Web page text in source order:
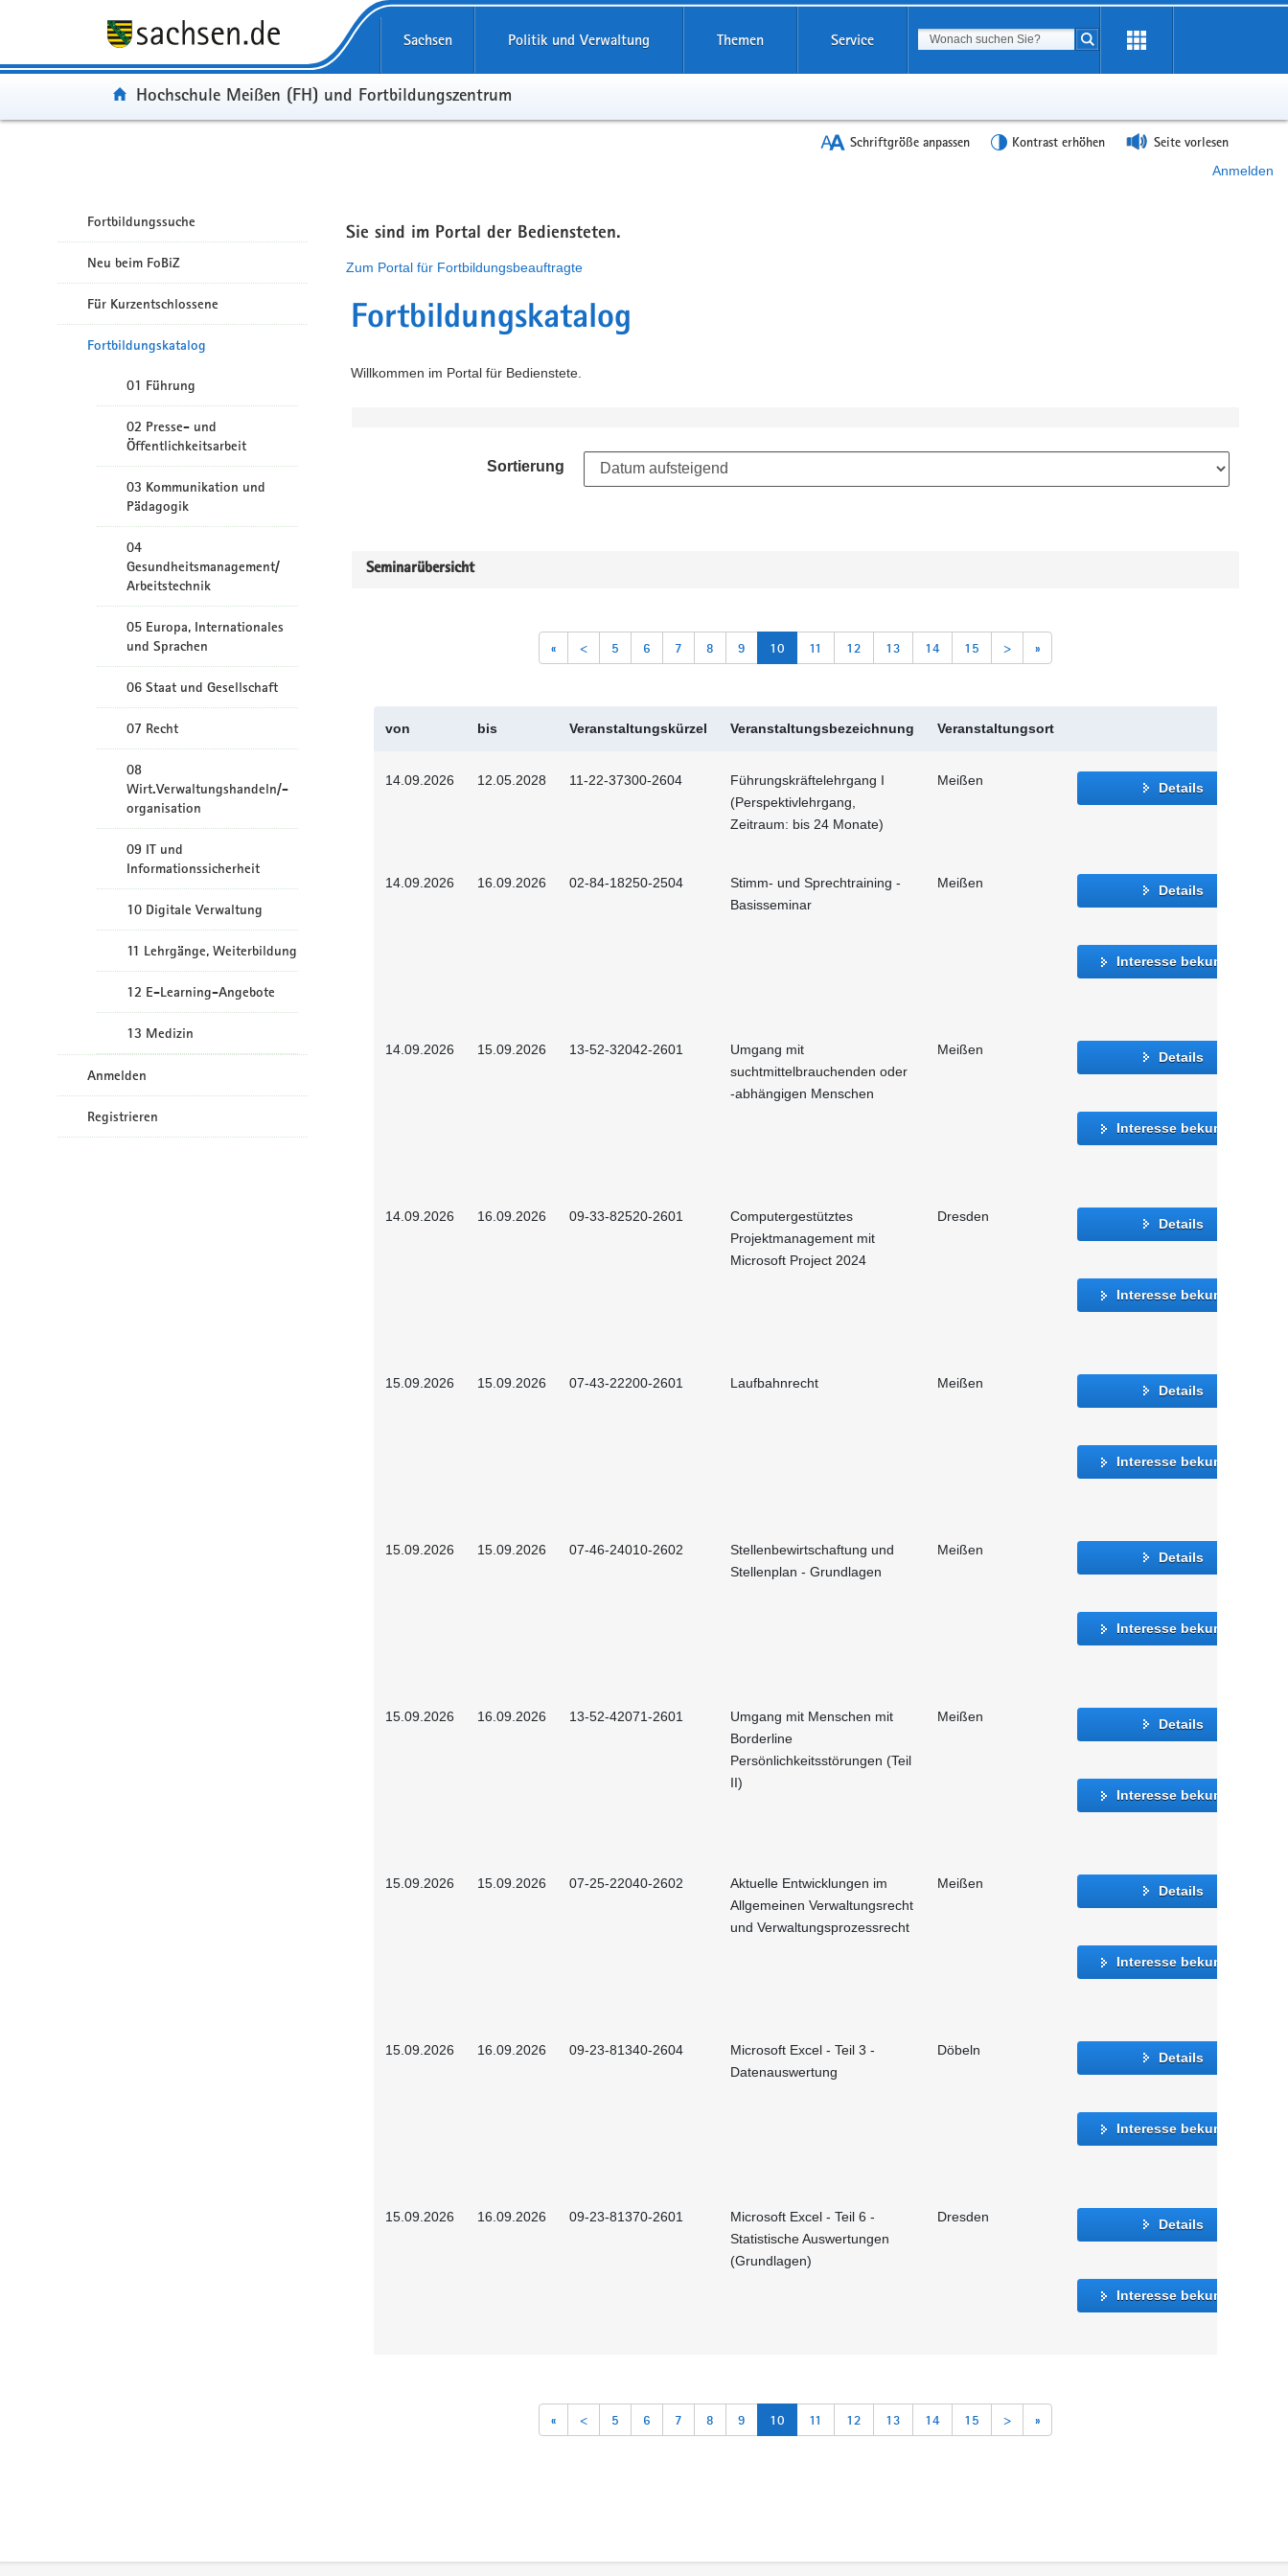
Sachsen Politik und Verwaltung Themen Service Suchbegriff
Suche starten
Portal:
Hochschule Meißen (FH) und Fortbildungszentrum
Schriftgröße anpassen Kontrast erhöhen Seite vorlesen
Anmelden
Fortbildungssuche
Neu beim FoBiZ
Für Kurzentschlossene
Fortbildungskatalog
01 Führung
02 Presse- und
Öffentlichkeitsarbeit
03 Kommunikation und
Pädagogik
04
Gesundheitsmanagement/
Arbeitstechnik
05 Europa, Internationales
und Sprachen
06 Staat und Gesellschaft
07 Recht
08
Wirt.Verwaltungshandeln/-
organisation
09 IT und
Informationssicherheit
10 Digitale Verwaltung
11 Lehrgänge, Weiterbildung
12 E-Learning-Angebote
13 Medizin
Anmelden
Registrieren
Sie sind im Portal der Bediensteten.
Zum Portal für Fortbildungsbeauftragte
Fortbildungskatalog
Willkommen im Portal für Bedienstete.
Sortierung
Seminarübersicht
« < 5 6 7 8 9 10 11 12 13 14 15 > »
von bis Veranstaltungskürzel Veranstaltungsbezeichnung Veranstaltungsort
14.09.2026 12.05.2028 11-22-37300-2604
Führungskräftelehrgang I
(Perspektivlehrgang,
Zeitraum: bis 24 Monate)
Meißen Details
14.09.2026 16.09.2026 02-84-18250-2504
Stimm- und Sprechtraining -
Basisseminar
Meißen Details
Interesse bekunden
14.09.2026 15.09.2026 13-52-32042-2601
Umgang mit
suchtmittelbrauchenden oder
-abhängigen Menschen
Meißen Details
Interesse bekunden
14.09.2026 16.09.2026 09-33-82520-2601
Computergestütztes
Projektmanagement mit
Microsoft Project 2024
Dresden Details
Interesse bekunden
15.09.2026 15.09.2026 07-43-22200-2601 Laufbahnrecht Meißen Details
Interesse bekunden
15.09.2026 15.09.2026 07-46-24010-2602
Stellenbewirtschaftung und
Stellenplan - Grundlagen
Meißen Details
Interesse bekunden
15.09.2026 16.09.2026 13-52-42071-2601
Umgang mit Menschen mit
Borderline
Persönlichkeitsstörungen (Teil
II)
Meißen Details
Interesse bekunden
15.09.2026 15.09.2026 07-25-22040-2602
Aktuelle Entwicklungen im
Allgemeinen Verwaltungsrecht
und Verwaltungsprozessrecht
Meißen Details
Interesse bekunden
15.09.2026 16.09.2026 09-23-81340-2604
Microsoft Excel - Teil 3 -
Datenauswertung
Döbeln Details
Interesse bekunden
15.09.2026 16.09.2026 09-23-81370-2601
Microsoft Excel - Teil 6 -
Statistische Auswertungen
(Grundlagen)
Dresden Details
Interesse bekunden
« < 5 6 7 8 9 10 11 12 13 14 15 > »